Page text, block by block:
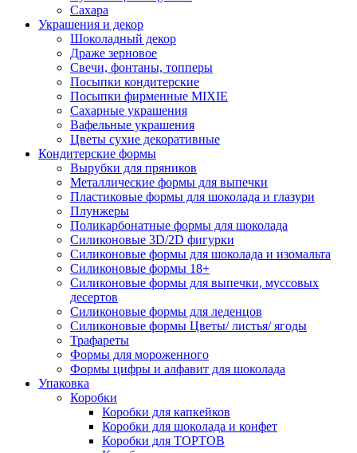
Сахара
Украшения и декор
Шоколадный декор
Драже зерновое
Свечи, фонтаны, топперы
Посыпки кондитерские
Посыпки фирменные MIXIE
Сахарные украшения
Вафельные украшения
Цветы сухие декоративные
Кондитерские формы
Вырубки для пряников
Металлические формы для выпечки
Пластиковые формы для шоколада и глазури
Плунжеры
Поликарбонатные формы для шоколада
Силиконовые 3D/2D фигурки
Силиконовые формы для шоколада и изомальта
Силиконовые формы 18+
Силиконовые формы для выпечки, муссовых
десертов
Силиконовые формы для леденцов
Силиконовые формы Цветы/ листья/ ягоды
Трафареты
Формы для мороженного
Формы цифры и алфавит для шоколада
Упаковка
Коробки
Коробки для капкейков
Коробки для шоколада и конфет
Коробки для ТОРТОВ